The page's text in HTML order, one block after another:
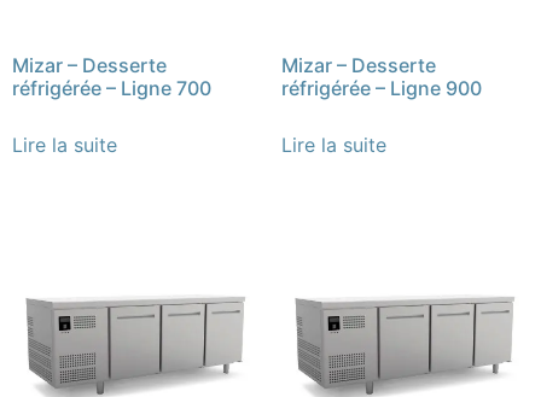
Mizar – Desserte
réfrigérée – Ligne 700
Lire la suite
Mizar – Desserte
réfrigérée – Ligne 900
Lire la suite